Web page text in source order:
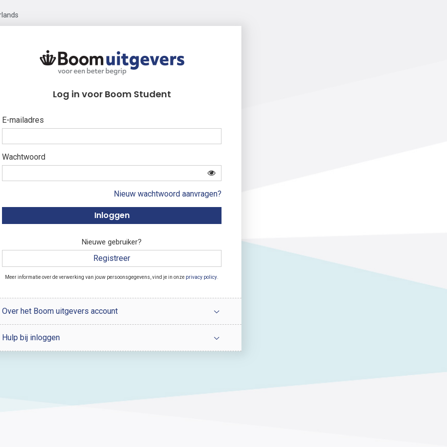
Log in voor Boom Student
E-mailadres
Wachtwoord
Nieuw wachtwoord aanvragen?
Nieuwe gebruiker?
Registreer
Meer informatie over de verwerking van jouw persoonsgegevens, vind je in onze privacy policy
Over het Boom uitgevers account
Hulp bij inloggen